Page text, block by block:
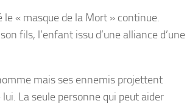
« masque de la Mort » continue.
fils, l’enfant issu d’une alliance d’une
mais ses ennemis projettent
La seule personne qui peut aider